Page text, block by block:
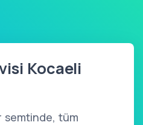
Kocaeli
semtinde, tüm